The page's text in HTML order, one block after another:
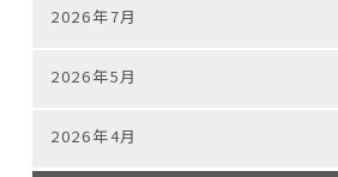
2026年7月
2026年5月
2026年4月